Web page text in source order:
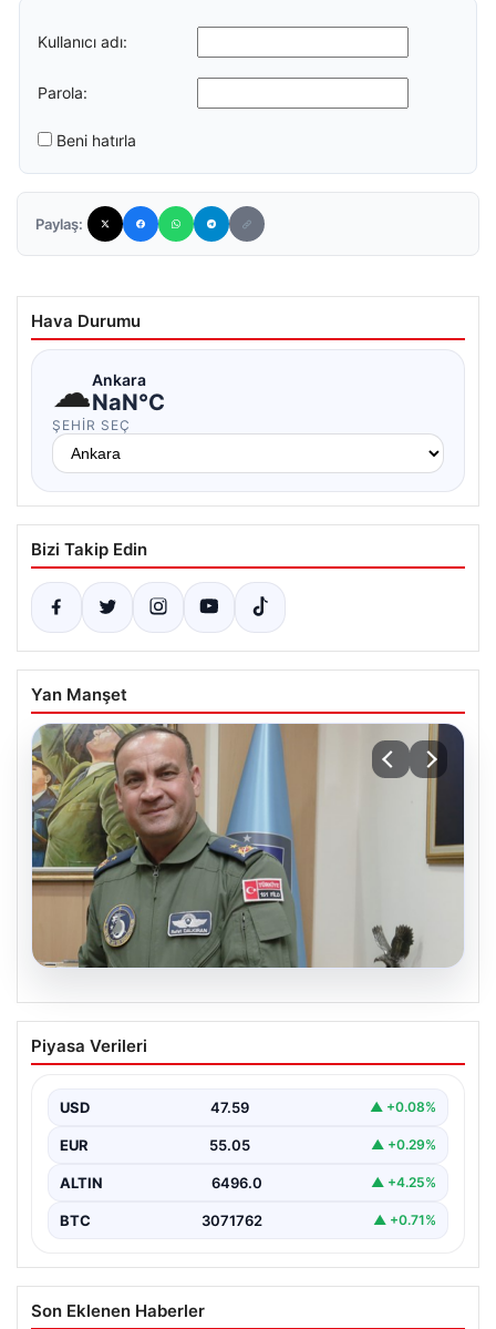
Kullanıcı adı:
Parola:
Beni hatırla
Paylaş:
Hava Durumu
☁Ankara
NaN°C
ŞEHIR SEÇ
Bizi Takip Edin
Yan Manşet
Rafet Dalkıran kimdir? Yeni Hava
Kuvvetleri Komutanı Rafet Dalkıran’ın
Piyasa Verileri
USD 47.59 ▲ +0.08%
EUR 55.05 ▲ +0.29%
ALTIN 6496.0 ▲ +4.25%
BTC 3071762 ▲ +0.71%
Son Eklenen Haberler